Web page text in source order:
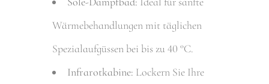
Wärmebehandlungen mit täglichen
Spezialaufgüssen bei bis zu 40 °C.
Infrarotkabine: Lockern Sie Ihre